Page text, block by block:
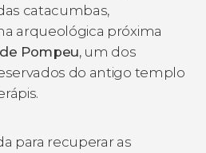
catacumbas,
arqueológica próxima
Pompeu, um dos
do antigo templo
para recuperar as